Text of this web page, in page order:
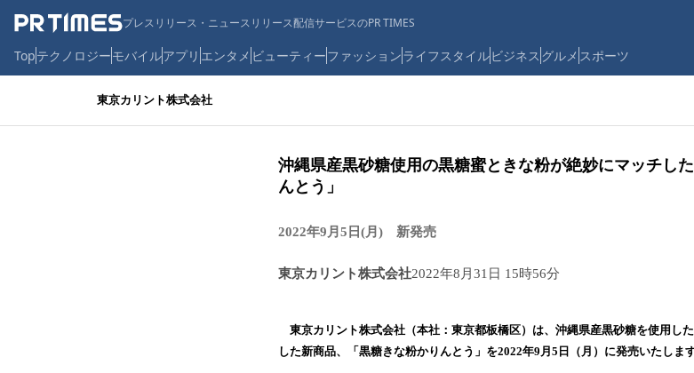
プレスリリース・ニュースリリース配信サービスのPR TIMES
Topテクノロジーモバイルアプリ エンタメ ビューティーファッションライフスタイルビジネス グルメ スポーツ
東京カリント株式会社
沖縄県産黒砂糖使用の黒糖蜜ときな粉が絶妙にマッチし
んとう」
2022年9月5日(月) 新発売
東京カリント株式会社2022年8月31日 15時56分
東京カリント株式会社（本社：東京都板橋区）は、沖縄県産黒砂糖を使用し
した新商品、「黒糖きな粉かりんとう」を2022年9月5日（月）に発売いたします